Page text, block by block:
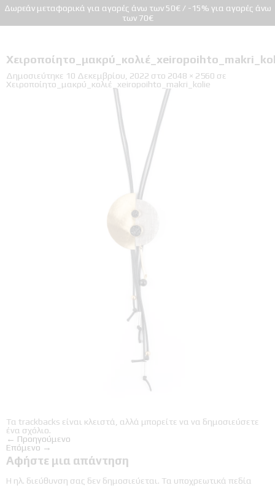
Δωρεάν μεταφορικά για αγορές άνω των 50€ / -15% για αγορές άνω
των 70€
Δημοσιεύτηκε 10 Δεκεμβρίου, 2022 στο 2048 × 2560 σε
Xειροποίητο_μακρύ_κολιέ_xeiropoihto_makri_kolie
Τα trackbacks είναι κλειστά, αλλά μπορείτε να να δημοσιεύσετε
ένα σχόλιο.
← Προηγούμενο
Επόμενο →
Αφήστε μια απάντηση
Η ηλ. διεύθυνση σας δεν δημοσιεύεται. Τα υποχρεωτικά πεδία